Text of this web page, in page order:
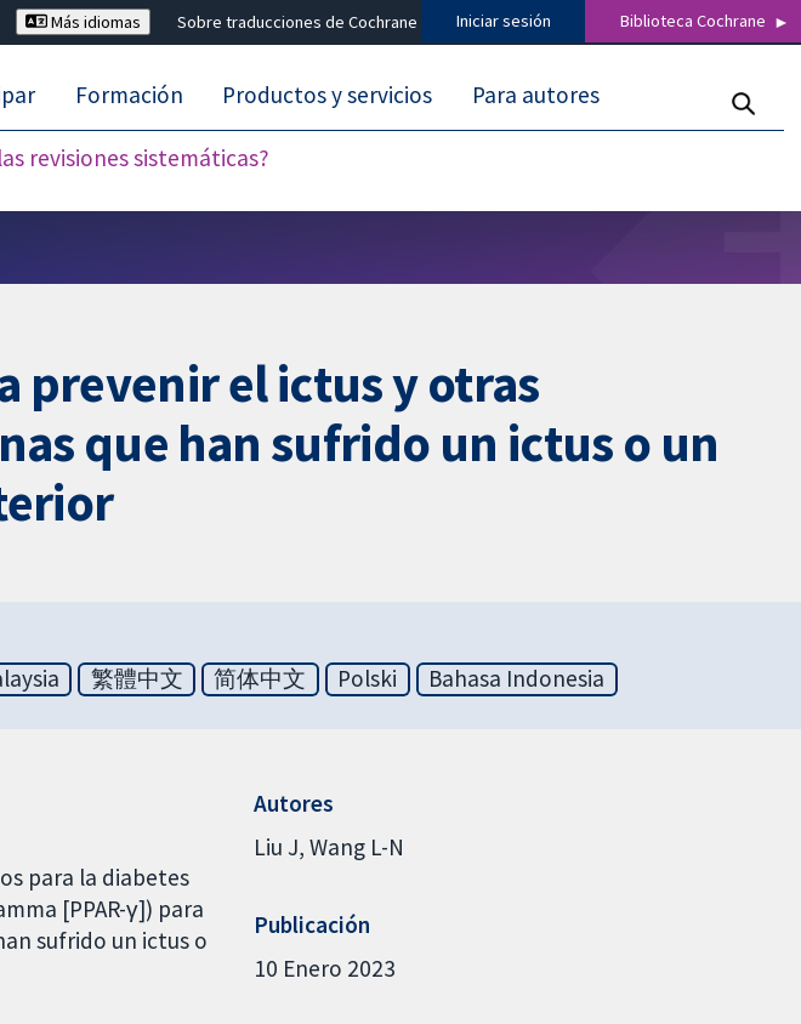
Más idiomas Sobre traducciones de Cochrane Iniciar sesión Biblioteca Cochrane
revisiones sistemáticas?
Formación Productos y servicios Para autores
prevenir el ictus y otras
que han sufrido un ictus o un
繁體中文 简体中文 Polski Bahasa Indonesia
para la diabetes
[PPAR-γ]) para
sufrido un ictus o
Autores
Liu J Wang L-N
Publicación
10 Enero 2023